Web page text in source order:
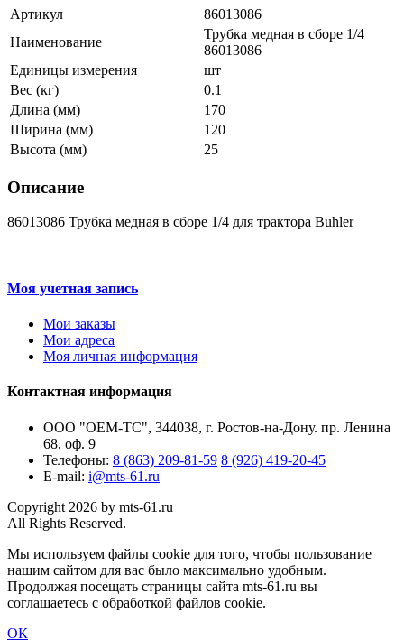
Артикул
86013086
Наименование
Трубка медная в сборе 1/4
86013086
Единицы измерения
шт
Вес (кг)
0.1
Длина (мм)
170
Ширина (мм)
120
Высота (мм)
25
Описание
86013086 Трубка медная в сборе 1/4 для трактора Buhler
Моя учетная запись
Мои заказы
Мои адреса
Моя личная информация
Контактная информация
ООО "ОЕМ-ТС", 344038, г. Ростов-на-Дону. пр. Ленина
68, оф. 9
Телефоны: 8 (863) 209-81-59 8 (926) 419-20-45
E-mail: i@mts-61.ru
Copyright 2026 by mts-61.ru
All Rights Reserved.
Мы используем файлы cookie для того, чтобы пользование
нашим сайтом для вас было максимально удобным.
Продолжая посещать страницы сайта mts-61.ru вы
соглашаетесь с обработкой файлов cookie.
ОК